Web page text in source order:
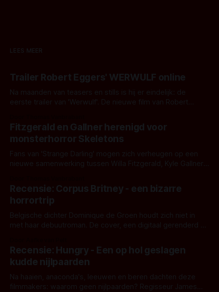
LEES MEER
Trailer Robert Eggers' WERWULF online
Na maanden van teasers en stills is hij er eindelijk: de
eerste trailer van 'Werwulf'. De nieuwe film van Robert
kille stijl vol folklore en mythe. Het topic deze keer is (kon
het het al raden?)... de weerwolf. Kijk je mee?
Fitzgerald en Gallner herenigd voor
monsterhorror Skeletons
Fans van 'Strange Darling' mogen zich verheugen op een
nieuwe samenwerking tussen Willa Fitzgerald, Kyle Gallner
'Skeletons', een nieuwe creature feature waarvoor de
opnames zijn gestart in Australië.
Recensie: Corpus Britney - een bizarre
horrortrip
Belgische dichter Dominique de Groen houdt zich niet in
met haar debuutroman. De cover, een digitaal gerenderd en
achtergrond, belooft iets kleurrijks maar onheilspellends,
iets ongrijpbaars. En dat maakt De Groen met ieder woord
waar.
Recensie: Hungry - Een op hol geslagen
kudde nijlpaarden
Na haaien, anaconda's, leeuwen en beren dachten deze
filmmakers: waarom geen nijlpaarden? Regisseur James